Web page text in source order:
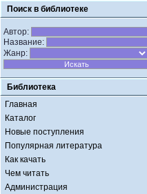
Поиск в библиотеке
Автор:
Название:
Жанр:
Библиотека
Главная
Каталог
Новые поступления
Популярная литература
Как качать
Чем читать
Администрация